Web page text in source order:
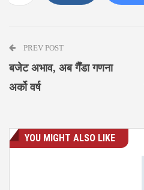
PREV POST
बजेट अभाव, अब गैँडा गणना
अर्को वर्ष
YOU MIGHT ALSO LIKE